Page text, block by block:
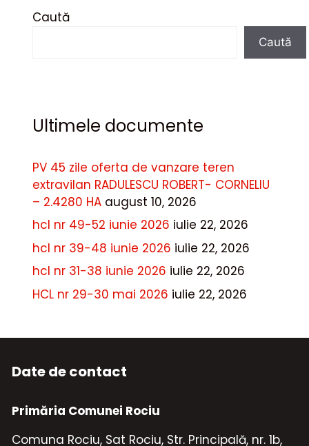
Caută
Caută
Ultimele documente
PV 45 zile oferta de vanzare teren
extravilan RADULESCU ROBERT- CORNELIU
– 2.4280 HA august 10, 2026
hcl nr 49-52 iunie 2026 iulie 22, 2026
hcl nr 39-48 iunie 2026 iulie 22, 2026
hcl nr 31-38 iunie 2026 iulie 22, 2026
HCL nr 29-30 mai 2026 iulie 22, 2026
Date de contact
Primăria Comunei Rociu
Comuna Rociu, Sat Rociu, Str. Principală, nr. 1b,